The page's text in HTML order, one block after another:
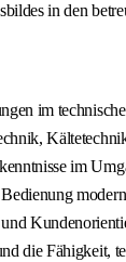
in den
im
im
die Fähigkeit,